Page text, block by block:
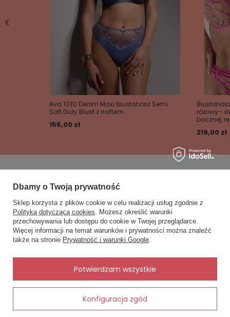
Dodaj do koszyka
Ava 1030 Denim Maxi Biustonosz Semi
Soft Duży Biust z Haftem
155,00 zł
różowy–
bocznej,
219,00 zł
Zobacz również
Inne rzeczy od tego samego producenta
×
✨ Asystent zakupowy
Napisz czego szukasz — pokażę
gotowe propozycje.
Dbamy o Twoją prywatność
Sklep korzysta z plików cookie w celu realizacji usług zgodnie z
Polityką dotyczącą cookies. Możesz określić warunki
przechowywania lub dostępu do cookie w Twojej przeglądarce.
Więcej informacji na temat warunków i prywatności można znaleźć
także na stronie Prywatność i warunki Google.
Konfiguracja zgód
Potwierdzam wszystkie